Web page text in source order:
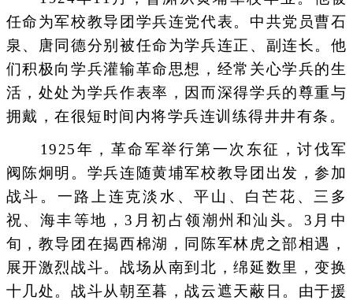
任命为军校教导团学兵连党代表。中共党员曹石
泉、唐同德分别被任命为学兵连正、副连长。他
们积极向学兵灌输革命思想，经常关心学兵的生
活，处处为学兵作表率，因而深得学兵的尊重与
拥戴，在很短时间内将学兵连训练得井井有条。
1925年，革命军举行第一次东征，讨伐军
阀陈炯明。学兵连随黄埔军校教导团出发，参加
战斗。一路上连克淡水、平山、白芒花、三多
祝、海丰等地，3月初占领潮州和汕头。3月中
旬，教导团在揭西棉湖，同陈军林虎之部相遇，
展开激烈战斗。战场从南到北，绵延数里，变换
十几处。战斗从朝至暮，战云遮天蔽日。由于援